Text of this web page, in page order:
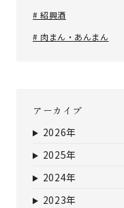
# 紹興酒
# 肉まん・あんまん
アーカイブ
2026年
2025年
2024年
2023年